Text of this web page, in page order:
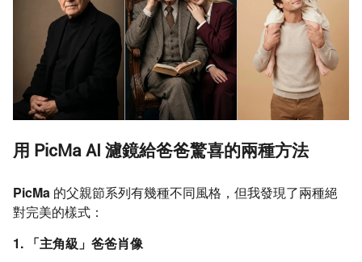
用 PicMa AI 濾鏡給爸爸驚喜的兩種方法
PicMa 的父親節系列有幾種不同風格，但我發現了兩種絕
對完美的樣式：
1. 「主角級」爸爸肖像